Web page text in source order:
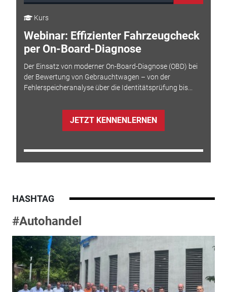
Kurs
Webinar: Effizienter Fahrzeugcheck
per On-Board-Diagnose
Der Einsatz von moderner On-Board-Diagnose (OBD) bei
der Bewertung von Gebrauchtwagen – von der
Fehlerspeicheranalyse über die Identitätsprüfung bis...
JETZT KENNENLERNEN
HASHTAG
#Autohandel